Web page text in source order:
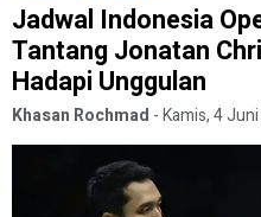
Jadwal Indonesia
Tantang Jonatan
Hadapi Unggulan
Khasan Rochmad -Kamis, 4